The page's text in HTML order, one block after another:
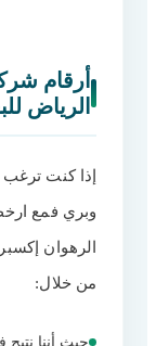
أرقام
الرياض
إذا كنت
وبري فمع
الرهوان
من خلال:
حيث أننا